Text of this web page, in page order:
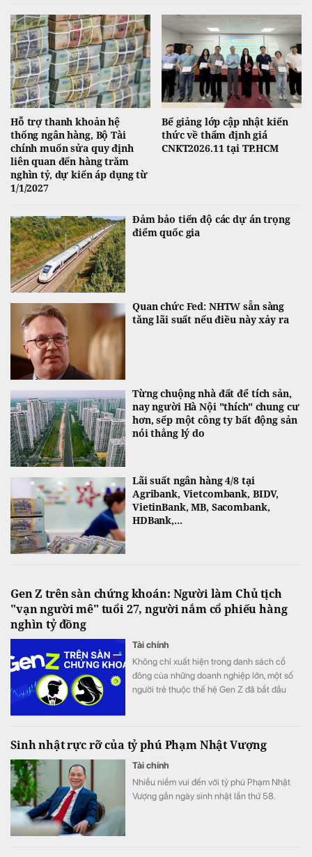
Hỗ trợ thanh khoản hệ
thống ngân hàng, Bộ Tài
chính muốn sửa quy định
liên quan đến hàng trăm
nghìn tỷ, dự kiến áp dụng từ
1/1/2027
Bế giảng lớp cập nhật kiến
thức về thẩm định giá
CNKT2026.11 tại TP.HCM
Đảm bảo tiến độ các dự án trọng
điểm quốc gia
Quan chức Fed: NHTW sẵn sàng
tăng lãi suất nếu điều này xảy ra
Từng chuộng nhà đất để tích sản,
nay người Hà Nội "thích" chung cư
hơn, sếp một công ty bất động sản
nói thẳng lý do
Lãi suất ngân hàng 4/8 tại
Agribank, Vietcombank, BIDV,
VietinBank, MB, Sacombank,
HDBank,...
Gen Z trên sàn chứng khoán: Người làm Chủ tịch
"vạn người mê" tuổi 27, người nắm cổ phiếu hàng
nghìn tỷ đồng
Tài chính
Không chỉ xuất hiện trong danh sách cổ
đông của những doanh nghiệp lớn, một số
người trẻ thuộc thế hệ Gen Z đã bắt đầu
Sinh nhật rực rỡ của tỷ phú Phạm Nhật Vượng
Tài chính
Nhiều niềm vui đến với tỷ phú Phạm Nhật
Vượng gần ngày sinh nhật lần thứ 58.